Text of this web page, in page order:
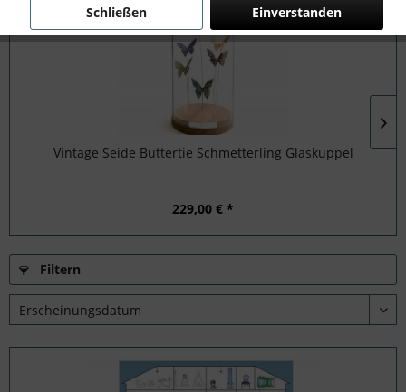
Vintage Seide Buttertie Schmetterling Glaskuppel
229,00 € *
Filtern
Einverstanden
Schließen